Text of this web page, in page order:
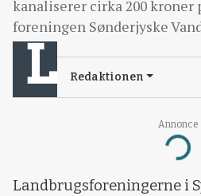
Annonce
Loading...
kanaliserer cirka 200 kroner
foreningen Sønderjyske
Redaktionen
Landbrugsforeningerne i